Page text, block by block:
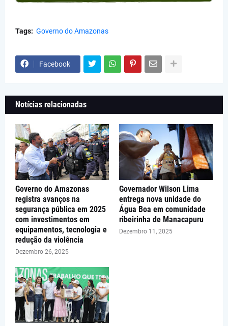
Tags: Governo do Amazonas
Facebook
Notícias relacionadas
Governo do Amazonas
registra avanços na
segurança pública em 2025
com investimentos em
equipamentos, tecnologia e
redução da violência
Dezembro 26, 2025
Governador Wilson Lima
entrega nova unidade do
Água Boa em comunidade
ribeirinha de Manacapuru
Dezembro 11, 2025